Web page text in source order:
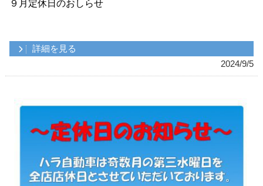
９月定休日のおしらせ
詳細を見る
2024/9/5